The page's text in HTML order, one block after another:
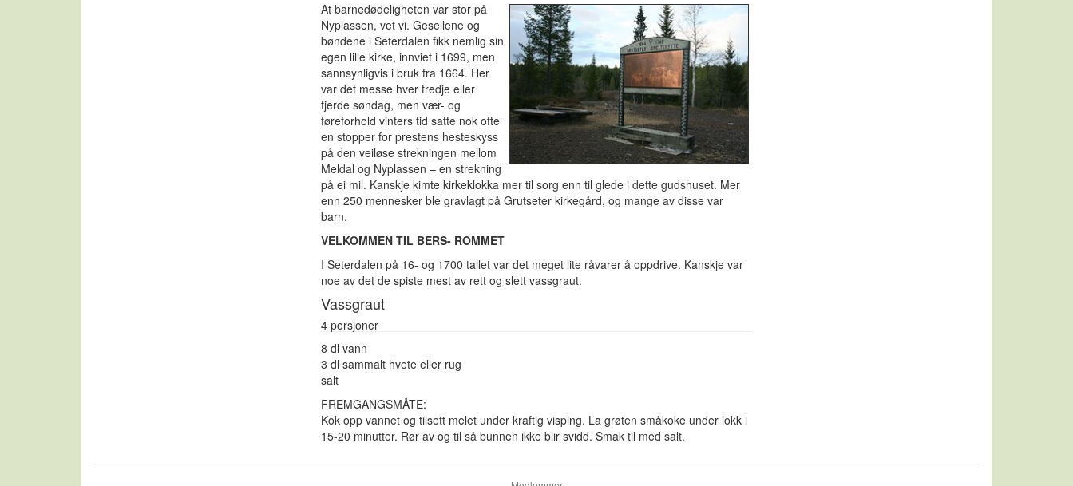
At barnedødeligheten var stor på
Nyplassen, vet vi. Gesellene og
bøndene i Seterdalen fikk nemlig sin
egen lille kirke, innviet i 1699, men
sannsynligvis i bruk fra 1664. Her
var det messe hver tredje eller
fjerde søndag, men vær- og
føreforhold vinters tid satte nok ofte
en stopper for prestens hesteskyss
på den veiløse strekningen mellom
Meldal og Nyplassen – en strekning
på ei mil. Kanskje kimte kirkeklokka mer til sorg enn til glede i dette gudshuset. Mer
enn 250 mennesker ble gravlagt på Grutseter kirkegård, og mange av disse var
barn.
VELKOMMEN TIL BERS- ROMMET
I Seterdalen på 16- og 1700 tallet var det meget lite råvarer å oppdrive. Kanskje var
noe av det de spiste mest av rett og slett vassgraut.
Vassgraut
4 porsjoner
8 dl vann
3 dl sammalt hvete eller rug
salt
FREMGANGSMÅTE:
Kok opp vannet og tilsett melet under kraftig visping. La grøten småkoke under lokk i
15-20 minutter. Rør av og til så bunnen ikke blir svidd. Smak til med salt.